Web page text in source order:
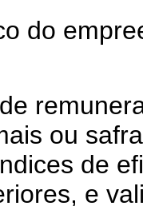
do
ou
de
e